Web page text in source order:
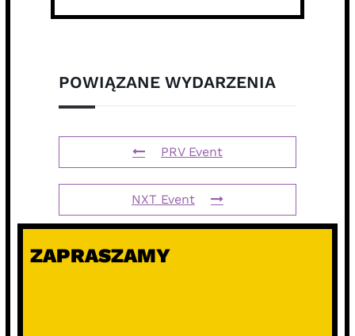
POWIĄZANE WYDARZENIA
PRV Event
NXT Event
ZAPRASZAMY